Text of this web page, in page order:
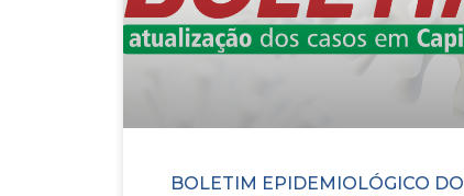
BOLETIM EPIDEMIOLÓGICO DO